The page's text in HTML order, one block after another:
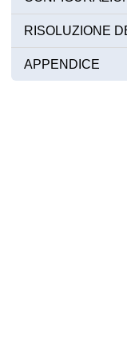
RISOLUZIONE
APPENDICE